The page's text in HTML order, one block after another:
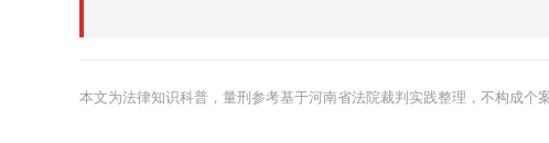
本文为法律知识科普，量刑参考基于河南省法院裁判实践整理，不构成个案